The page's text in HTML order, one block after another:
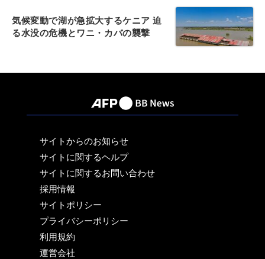
気候変動で湖が急拡大するケニア 迫
る水没の危機とワニ・カバの襲撃
サイトからのお知らせ
サイトに関するヘルプ
サイトに関するお問い合わせ
採用情報
サイトポリシー
プライバシーポリシー
利用規約
運営会社